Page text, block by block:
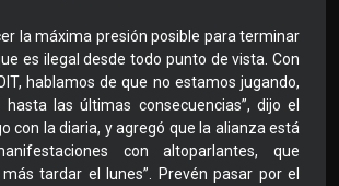
la máxima presión posible para terminar
es ilegal desde todo punto de vista. Con
hablamos de que no estamos jugando,
las últimas consecuencias”, dijo el
con la diaria, y agregó que la alianza está
con altoparlantes, que
tardar el lunes”. Prevén pasar por el